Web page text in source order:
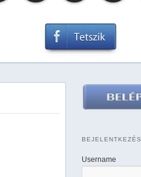
BEJELENTKEZÉS
Username